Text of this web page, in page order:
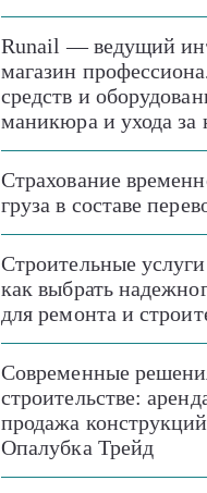
Runail — ведущий
магазин
средств и
маникюра и ухода за
Страхование
груза в составе
Строительные
как выбрать
для ремонта и
Современные
строительстве:
продажа
Опалубка Трейд